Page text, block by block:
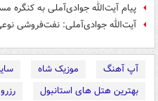
پیام آیت‌الله جوادی‌آملی به کنگره
آیت‌الله جوادی‌آملی: نفت‌فروشی
آپ آهنگ موزیک شاه
بهترین هتل های استانبول